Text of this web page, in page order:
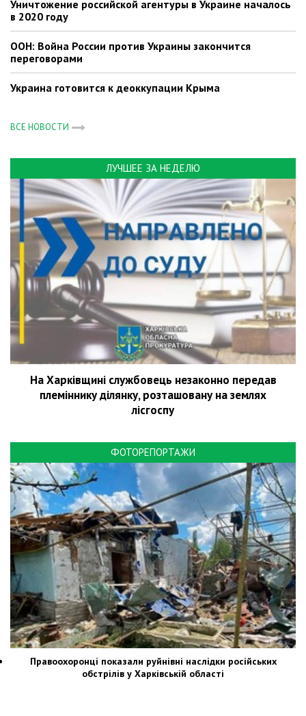
Уничтожение российской агентуры в Украине началось
в 2020 году
ООН: Война России против Украины закончится
переговорами
Украина готовится к деоккупации Крыма
ВСЕ НОВОСТИ
ЛУЧШЕЕ ЗА НЕДЕЛЮ
На Харківщині службовець незаконно передав
племіннику ділянку, розташовану на землях
лісгоспу
ФОТОРЕПОРТАЖИ
Правоохоронці показали руйнівні наслідки російських
обстрілів у Харківській області